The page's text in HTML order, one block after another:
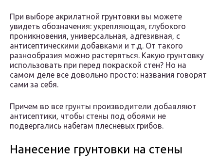
При выборе акрилатной грунтовки вы можете
увидеть обозначения: укрепляющая, глубокого
проникновения, универсальная, адгезивная, с
антисептическими добавками и т.д. От такого
разнообразия можно растеряться. Какую грунтовку
использовать при перед покраской стен? Но на
самом деле все довольно просто: названия говорят
сами за себя.
Причем во все грунты производители добавляют
антисептики, чтобы стены под обоями не
подвергались набегам плесневых грибов.
Нанесение грунтовки на стены